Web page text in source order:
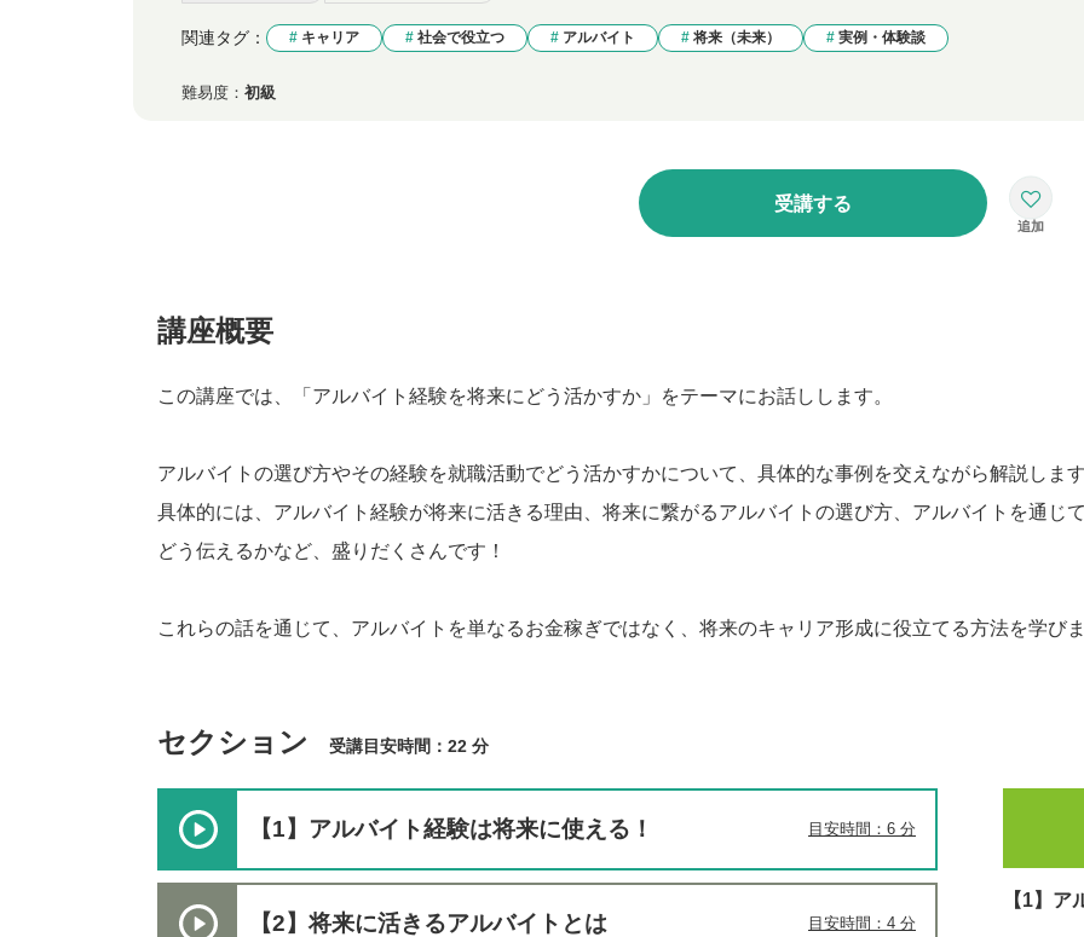
関連タグ： キャリア 社会で役立つ アルバイト 将来（未来） 実例・体験談
難易度： 初級
受講する
講座概要
この講座では、「アルバイト経験を将来にどう活かすか」をテーマにお話しします。
アルバイトの選び方やその経験を就職活動でどう活かすかについて、具体的な事例を交えながら解説します
具体的には、アルバイト経験が将来に活きる理由、将来に繋がるアルバイトの選び方、アルバイトを通じ
どう伝えるかなど、盛りだくさんです！
これらの話を通じて、アルバイトを単なるお金稼ぎではなく、将来のキャリア形成に役立てる方法を学びま
セクション 受講目安時間：22 分
【1】アルバイト経験は将来に使える！ 目安時間：6 分
【2】将来に活きるアルバイトとは 目安時間：4 分
【1】ア